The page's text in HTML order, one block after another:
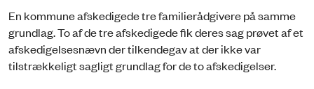
En kommune afskedigede tre familierådgivere på samme
grundlag. To af de tre afskedigede fik deres sag prøvet af et
afskedigelsesnævn der tilkendegav at der ikke var
tilstrækkeligt sagligt grundlag for de to afskedigelser.